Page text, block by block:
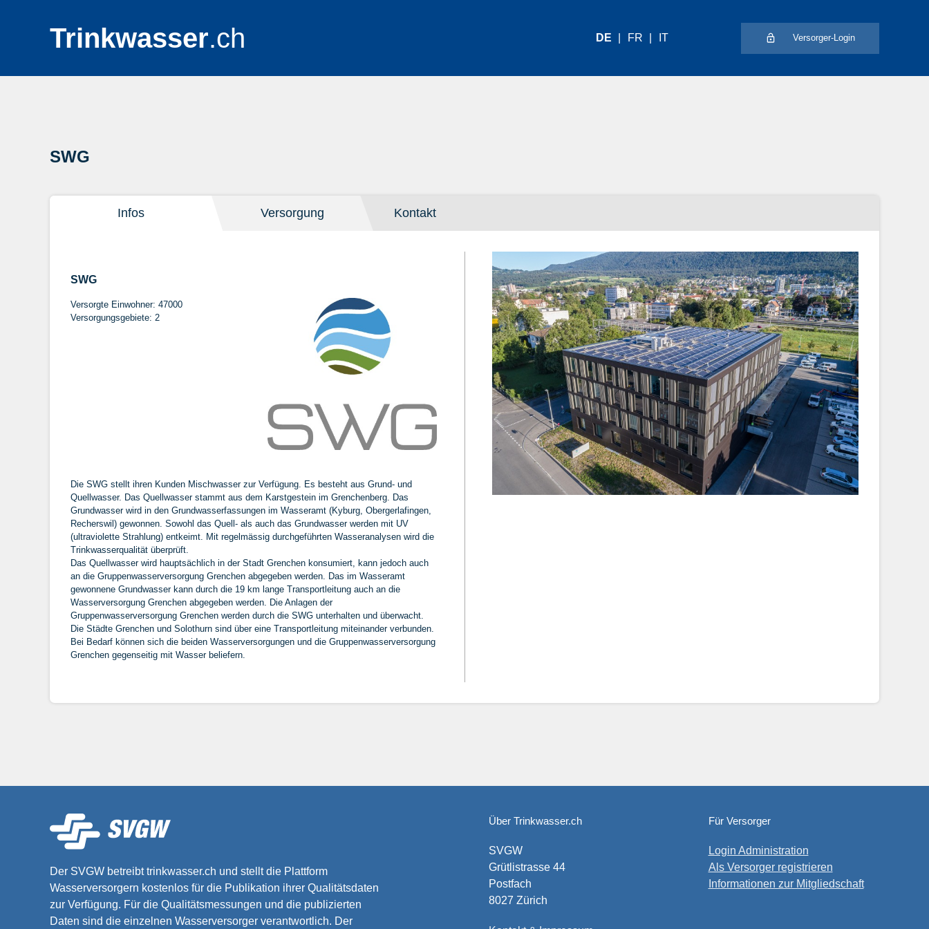
Trinkwasser.ch DE FR IT Versorger-Login
SWG
Infos Versorgung Kontakt
SWG
Versorgte Einwohner: 47000
Versorgungsgebiete: 2
Die SWG stellt ihren Kunden Mischwasser zur Verfügung. Es besteht aus Grund- und
Quellwasser. Das Quellwasser stammt aus dem Karstgestein im Grenchenberg. Das
Grundwasser wird in den Grundwasserfassungen im Wasseramt (Kyburg, Obergerlafingen,
Recherswil) gewonnen. Sowohl das Quell- als auch das Grundwasser werden mit UV
(ultraviolette Strahlung) entkeimt. Mit regelmässig durchgeführten Wasseranalysen wird die
Trinkwasserqualität überprüft.
Das Quellwasser wird hauptsächlich in der Stadt Grenchen konsumiert, kann jedoch auch
an die Gruppenwasserversorgung Grenchen abgegeben werden. Das im Wasseramt
gewonnene Grundwasser kann durch die 19 km lange Transportleitung auch an die
Wasserversorgung Grenchen abgegeben werden. Die Anlagen der
Gruppenwasserversorgung Grenchen werden durch die SWG unterhalten und überwacht.
Die Städte Grenchen und Solothurn sind über eine Transportleitung miteinander verbunden.
Bei Bedarf können sich die beiden Wasserversorgungen und die Gruppenwasserversorgung
Grenchen gegenseitig mit Wasser beliefern.
Der SVGW betreibt trinkwasser.ch und stellt die Plattform
Wasserversorgern kostenlos für die Publikation ihrer Qualitätsdaten
zur Verfügung. Für die Qualitätsmessungen und die publizierten
Daten sind die einzelnen Wasserversorger verantwortlich. Der
Über Trinkwasser.ch
SVGW
Grütlistrasse 44
Postfach
8027 Zürich
Für Versorger
Login Administration
Als Versorger registrieren
Informationen zur Mitgliedschaft